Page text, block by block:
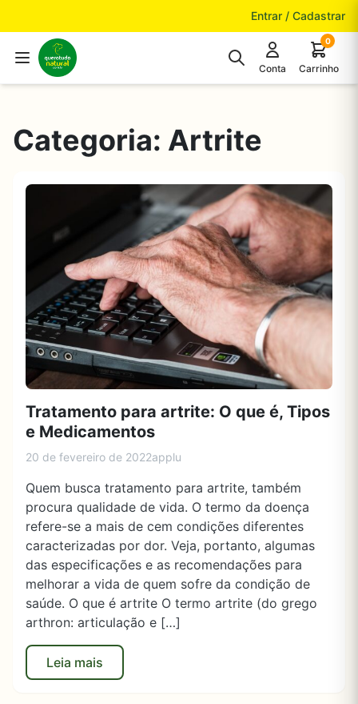
Entrar / Cadastrar
Conta
0
Carrinho
Categoria: Artrite
Tratamento para artrite: O que é, Tipos
e Medicamentos
20 de fevereiro de 2022applu
Quem busca tratamento para artrite, também
procura qualidade de vida. O termo da doença
refere-se a mais de cem condições diferentes
caracterizadas por dor. Veja, portanto, algumas
das especificações e as recomendações para
melhorar a vida de quem sofre da condição de
saúde. O que é artrite O termo artrite (do grego
arthron: articulação e […]
Leia mais